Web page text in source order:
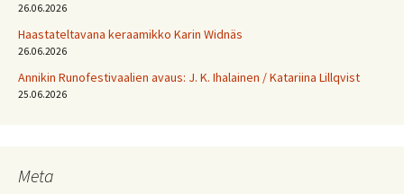
26.06.2026
Haastateltavana keraamikko Karin Widnäs
26.06.2026
Annikin Runofestivaalien avaus: J. K. Ihalainen / Katariina Lillqvist
25.06.2026
Meta